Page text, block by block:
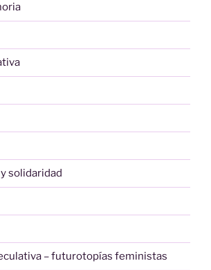
solidaridad
– futurotopías feministas